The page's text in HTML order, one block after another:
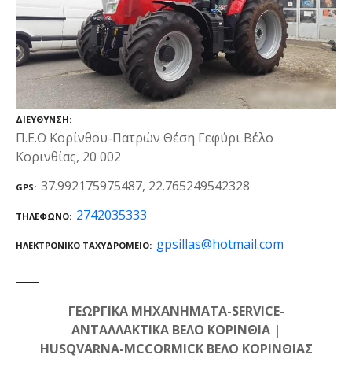
ΔΙΕΎΘΥΝΣΗ
Π.Ε.Ο Κορίνθου-Πατρών Θέση Γεφύρι Βέλο
Κορινθίας, 20 002
GPS 37.992175975487, 22.765249542328
ΤΗΛΈΦΩΝΟ 2742035333
ΗΛΕΚΤΡΟΝΙΚΌ ΤΑΧΥΔΡΟΜΕΊΟ gpsillas@hotmail.com
ΓΕΩΡΓΙΚΑ ΜΗΧΑΝΗΜΑΤΑ-SERVICE-
ΑΝΤΑΛΛΑΚΤΙΚΑ ΒΕΛΟ ΚΟΡΙΝΘΙΑ |
HUSQVARNA-MCCORMICK ΒΕΛΟ ΚΟΡΙΝΘΙΑΣ